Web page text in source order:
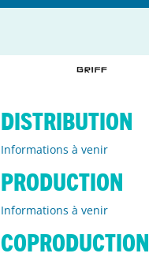
Distribution
Informations à venir
PRODUCTION
Informations à venir
COPRODUCTION